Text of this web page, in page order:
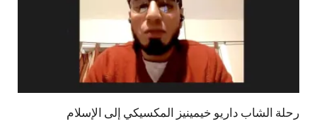
رحلة الشاب داريو خيمينيز المكسيكي إلى الإسلام